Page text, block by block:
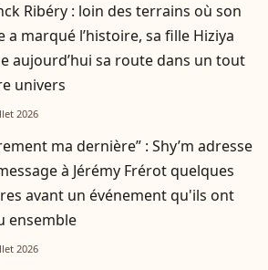
Ribéry : loin des terrains où son
a marqué l’histoire, sa fille Hiziya
aujourd’hui sa route dans un tout
univers
2026
ma dernière” : Shy’m adresse
à Jérémy Frérot quelques
avant un événement qu'ils ont
ensemble
2026